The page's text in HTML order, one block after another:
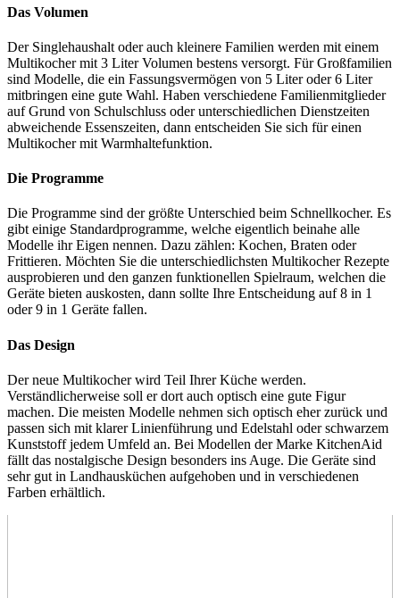
Das Volumen
Der Singlehaushalt oder auch kleinere Familien werden mit einem
Multikocher mit 3 Liter Volumen bestens versorgt. Für Großfamilien
sind Modelle, die ein Fassungsvermögen von 5 Liter oder 6 Liter
mitbringen eine gute Wahl. Haben verschiedene Familienmitglieder
auf Grund von Schulschluss oder unterschiedlichen Dienstzeiten
abweichende Essenszeiten, dann entscheiden Sie sich für einen
Multikocher mit Warmhaltefunktion.
Die Programme
Die Programme sind der größte Unterschied beim Schnellkocher. Es
gibt einige Standardprogramme, welche eigentlich beinahe alle
Modelle ihr Eigen nennen. Dazu zählen: Kochen, Braten oder
Frittieren. Möchten Sie die unterschiedlichsten Multikocher Rezepte
ausprobieren und den ganzen funktionellen Spielraum, welchen die
Geräte bieten auskosten, dann sollte Ihre Entscheidung auf 8 in 1
oder 9 in 1 Geräte fallen.
Das Design
Der neue Multikocher wird Teil Ihrer Küche werden.
Verständlicherweise soll er dort auch optisch eine gute Figur
machen. Die meisten Modelle nehmen sich optisch eher zurück und
passen sich mit klarer Linienführung und Edelstahl oder schwarzem
Kunststoff jedem Umfeld an. Bei Modellen der Marke KitchenAid
fällt das nostalgische Design besonders ins Auge. Die Geräte sind
sehr gut in Landhausküchen aufgehoben und in verschiedenen
Farben erhältlich.